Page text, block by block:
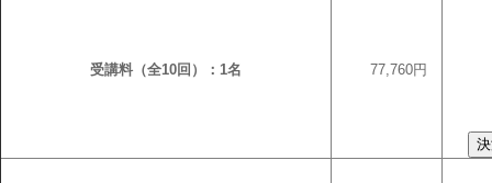
受講料（全10回）：1名 77,760円